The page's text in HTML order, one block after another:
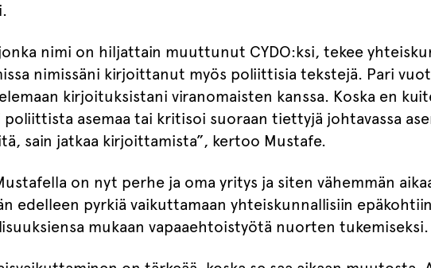
nimi on hiljattain muuttunut CYDO:ksi, tekee
nimissäni kirjoittanut myös poliittisia tekstejä. Pari
kirjoituksistani viranomaisten kanssa. Koska en
asemaa tai kritisoi suoraan tiettyjä johtavassa
sain jatkaa kirjoittamista”, kertoo Mustafe.
on nyt perhe ja oma yritys ja siten vähemmän
edelleen pyrkiä vaikuttamaan yhteiskunnallisiin
mukaan vapaaehtoistyötä nuorten tukemiseksi.